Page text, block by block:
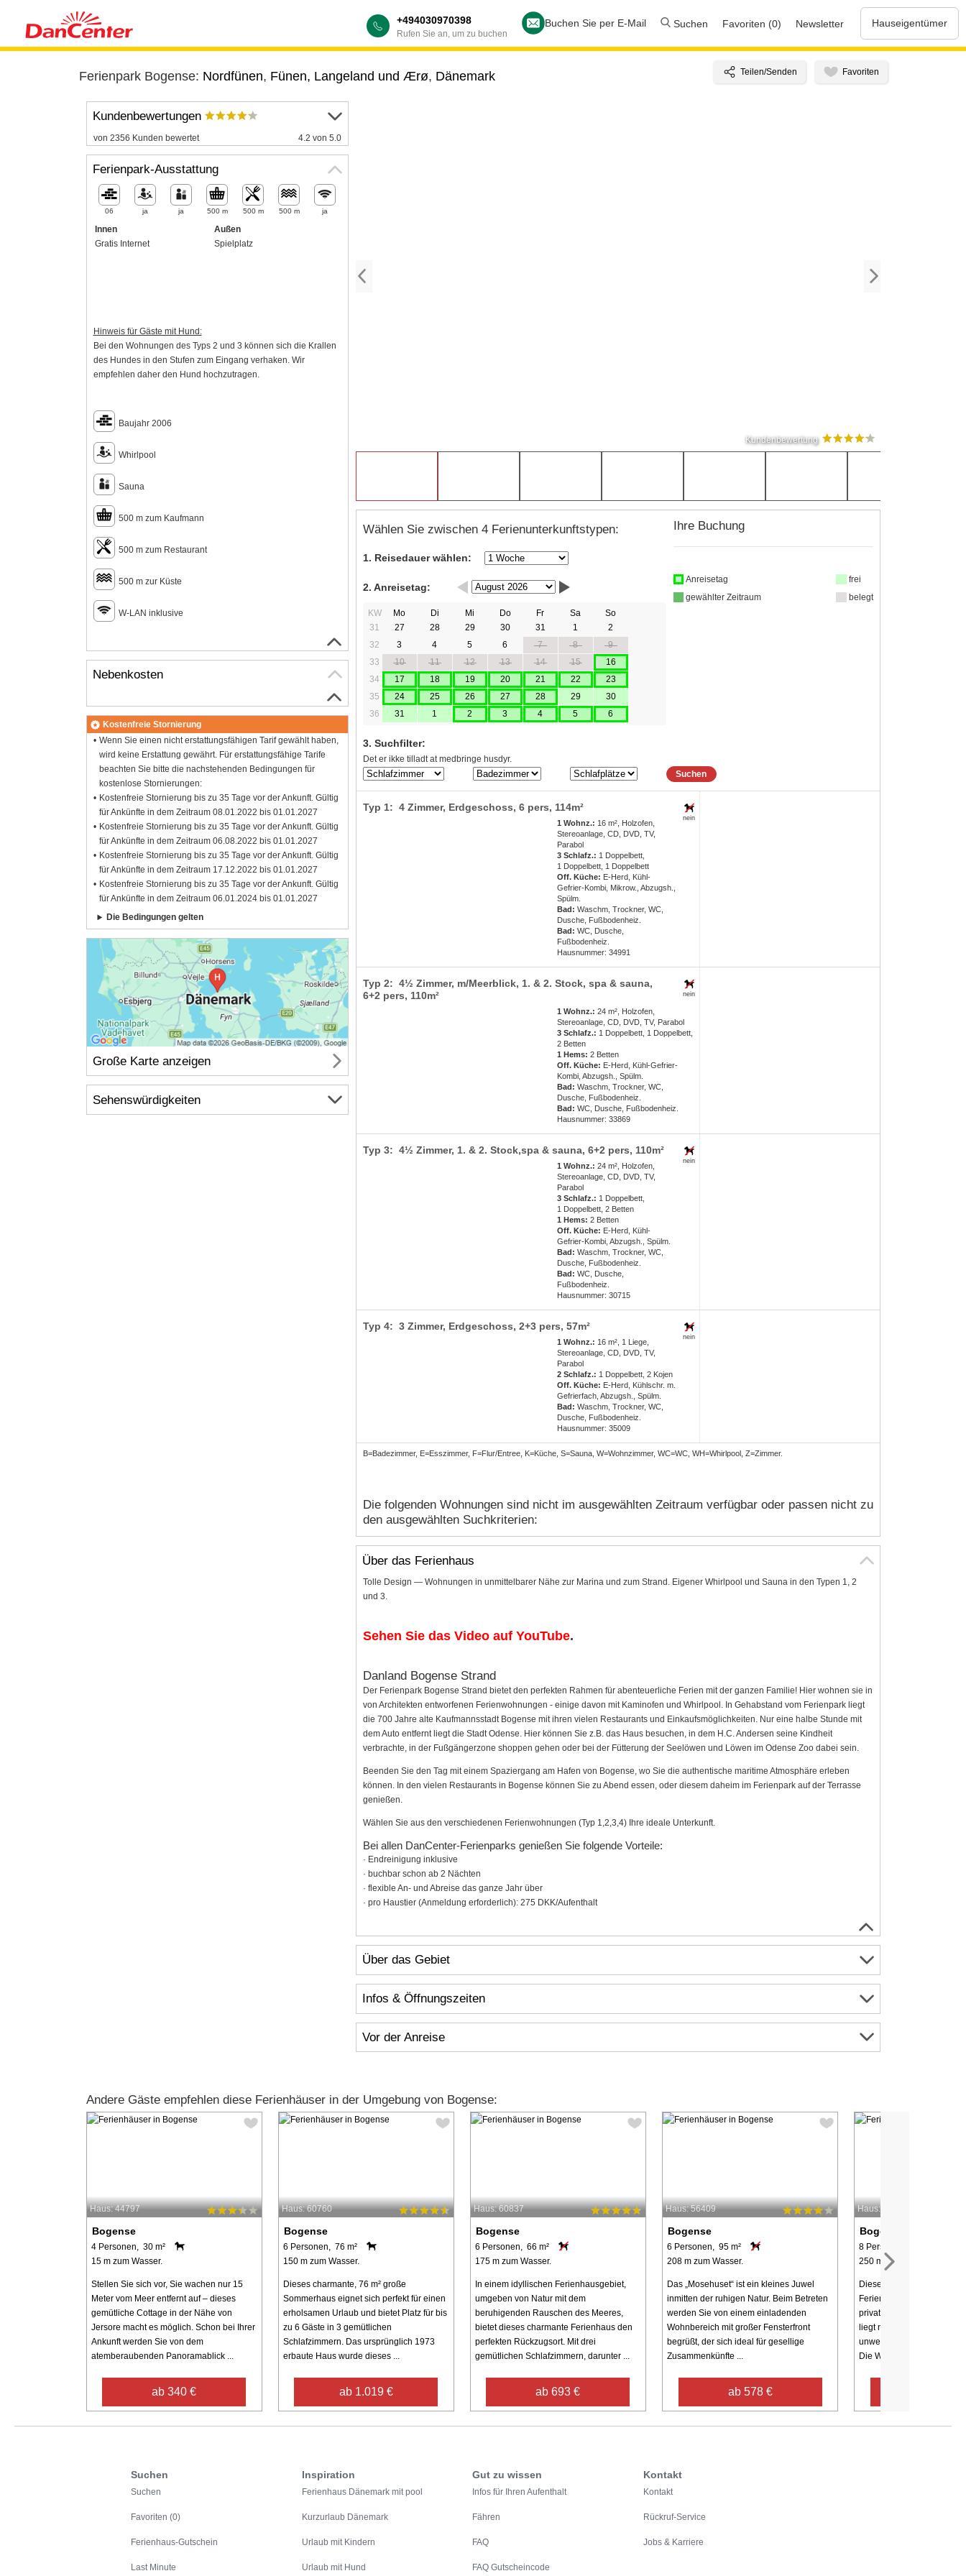
+494030970398
Rufen Sie an, um zu buchen
Buchen Sie per E-Mail Suchen Favoriten (0) Newsletter Hauseigentümer
Ferienpark Bogense: Nordfünen, Fünen, Langeland und Ærø, Dänemark
Kundenbewertung
Wählen Sie zwischen 4 Ferienunterkunftstypen:
1. Reisedauer wählen:
2. Anreisetag:
KW Mo Di Mi Do Fr Sa
So
31
27 28 29 30 31 1
2
32
3 4 5 6 7 8
9
33
10 11 12 13 14 15
16
34
17 18 19 20 21 22
23
35
24 25 26 27 28 29
30
36
31 1 2 3 4 5 6
Ihre Buchung
Anreisetag
gewählter Zeitraum
frei
belegt
3. Suchfilter:
Det er ikke tilladt at medbringe husdyr.
Suchen
nein
Typ 1: 4 Zimmer, Erdgeschoss, 6 pers, 114m²
1 Wohnz.: 16 m², Holzofen,
Stereoanlage, CD, DVD, TV,
Parabol
3 Schlafz.: 1 Doppelbett,
1 Doppelbett, 1 Doppelbett
Off. Küche: E-Herd, Kühl-
Gefrier-Kombi, Mikrow., Abzugsh.,
Spülm.
Bad: Waschm, Trockner, WC,
Dusche, Fußbodenheiz.
Bad: WC, Dusche,
Fußbodenheiz.
Hausnummer: 34991
nein
Typ 2: 4½ Zimmer, m/Meerblick, 1. & 2. Stock, spa & sauna,
6+2 pers, 110m²
1 Wohnz.: 24 m², Holzofen,
Stereoanlage, CD, DVD, TV, Parabol
3 Schlafz.: 1 Doppelbett, 1 Doppelbett,
2 Betten
1 Hems: 2 Betten
Off. Küche: E-Herd, Kühl-Gefrier-
Kombi, Abzugsh., Spülm.
Bad: Waschm, Trockner, WC,
Dusche, Fußbodenheiz.
Bad: WC, Dusche, Fußbodenheiz.
Hausnummer: 33869
nein
Typ 3: 4½ Zimmer, 1. & 2. Stock,spa & sauna, 6+2 pers, 110m²
1 Wohnz.: 24 m², Holzofen,
Stereoanlage, CD, DVD, TV,
Parabol
3 Schlafz.: 1 Doppelbett,
1 Doppelbett, 2 Betten
1 Hems: 2 Betten
Off. Küche: E-Herd, Kühl-
Gefrier-Kombi, Abzugsh., Spülm.
Bad: Waschm, Trockner, WC,
Dusche, Fußbodenheiz.
Bad: WC, Dusche,
Fußbodenheiz.
Hausnummer: 30715
nein
Typ 4: 3 Zimmer, Erdgeschoss, 2+3 pers, 57m²
1 Wohnz.: 16 m², 1 Liege,
Stereoanlage, CD, DVD, TV,
Parabol
2 Schlafz.: 1 Doppelbett, 2 Kojen
Off. Küche: E-Herd, Kühlschr. m.
Gefrierfach, Abzugsh., Spülm.
Bad: Waschm, Trockner, WC,
Dusche, Fußbodenheiz.
Hausnummer: 35009
B=Badezimmer, E=Esszimmer, F=Flur/Entree, K=Küche, S=Sauna, W=Wohnzimmer, WC=WC, WH=Whirlpool, Z=Zimmer.
Die folgenden Wohnungen sind nicht im ausgewählten Zeitraum verfügbar oder passen nicht zu
den ausgewählten Suchkriterien:
Über das Ferienhaus
Tolle Design — Wohnungen in unmittelbarer Nähe zur Marina und zum Strand. Eigener Whirlpool und Sauna in den Typen 1, 2
und 3.
Sehen Sie das Video auf YouTube.
Danland Bogense Strand
Der Ferienpark Bogense Strand bietet den perfekten Rahmen für abenteuerliche Ferien mit der ganzen Familie! Hier wohnen sie in
von Architekten entworfenen Ferienwohnungen - einige davon mit Kaminofen und Whirlpool. In Gehabstand vom Ferienpark liegt
die 700 Jahre alte Kaufmannsstadt Bogense mit ihren vielen Restaurants und Einkaufsmöglichkeiten. Nur eine halbe Stunde mit
dem Auto entfernt liegt die Stadt Odense. Hier können Sie z.B. das Haus besuchen, in dem H.C. Andersen seine Kindheit
verbrachte, in der Fußgängerzone shoppen gehen oder bei der Fütterung der Seelöwen und Löwen im Odense Zoo dabei sein.
Beenden Sie den Tag mit einem Spaziergang am Hafen von Bogense, wo Sie die authentische maritime Atmosphäre erleben
können. In den vielen Restaurants in Bogense können Sie zu Abend essen, oder diesem daheim im Ferienpark auf der Terrasse
genießen.
Wählen Sie aus den verschiedenen Ferienwohnungen (Typ 1,2,3,4) Ihre ideale Unterkunft.
Bei allen DanCenter-Ferienparks genießen Sie folgende Vorteile:
· Endreinigung inklusive
· buchbar schon ab 2 Nächten
· flexible An- und Abreise das ganze Jahr über
· pro Haustier (Anmeldung erforderlich): 275 DKK/Aufenthalt
Über das Gebiet
Infos & Öffnungszeiten
Vor der Anreise
Kundenbewertungen
von 2356 Kunden bewertet 4.2 von 5.0
Ferienpark-Ausstattung
06 ja ja 500 m 500 m 500 m ja
Innen
Gratis Internet
Außen
Spielplatz
Hinweis für Gäste mit Hund:
Bei den Wohnungen des Typs 2 und 3 können sich die Krallen
des Hundes in den Stufen zum Eingang verhaken. Wir
empfehlen daher den Hund hochzutragen.
Baujahr 2006
Whirlpool
Sauna
500 m zum Kaufmann
500 m zum Restaurant
500 m zur Küste
W-LAN inklusive
Nebenkosten
Kostenfreie Stornierung
Wenn Sie einen nicht erstattungsfähigen Tarif gewählt haben,
wird keine Erstattung gewährt. Für erstattungsfähige Tarife
beachten Sie bitte die nachstehenden Bedingungen für
kostenlose Stornierungen:
Kostenfreie Stornierung bis zu 35 Tage vor der Ankunft. Gültig
für Ankünfte in dem Zeitraum 08.01.2022 bis 01.01.2027
Kostenfreie Stornierung bis zu 35 Tage vor der Ankunft. Gültig
für Ankünfte in dem Zeitraum 06.08.2022 bis 01.01.2027
Kostenfreie Stornierung bis zu 35 Tage vor der Ankunft. Gültig
für Ankünfte in dem Zeitraum 17.12.2022 bis 01.01.2027
Kostenfreie Stornierung bis zu 35 Tage vor der Ankunft. Gültig
für Ankünfte in dem Zeitraum 06.01.2024 bis 01.01.2027
Die Bedingungen gelten
Große Karte anzeigen
Sehenswürdigkeiten
Andere Gäste empfehlen diese Ferienhäuser in der Umgebung von Bogense:
Haus: 44797
Bogense
4 Personen, 30 m²
15 m zum Wasser.
Stellen Sie sich vor, Sie wachen nur 15
Meter vom Meer entfernt auf – dieses
gemütliche Cottage in der Nähe von
Jersore macht es möglich. Schon bei Ihrer
Ankunft werden Sie von dem
atemberaubenden Panoramablick ...
ab 340 €
Haus: 60760
Bogense
6 Personen, 76 m²
150 m zum Wasser.
Dieses charmante, 76 m² große
Sommerhaus eignet sich perfekt für einen
erholsamen Urlaub und bietet Platz für bis
zu 6 Gäste in 3 gemütlichen
Schlafzimmern. Das ursprünglich 1973
erbaute Haus wurde dieses ...
ab 1.019 €
Haus: 60837
Bogense
6 Personen, 66 m²
175 m zum Wasser.
In einem idyllischen Ferienhausgebiet,
umgeben von Natur mit dem
beruhigenden Rauschen des Meeres,
bietet dieses charmante Ferienhaus den
perfekten Rückzugsort. Mit drei
gemütlichen Schlafzimmern, darunter ...
ab 693 €
Haus: 56409
Bogense
6 Personen, 95 m²
208 m zum Wasser.
Das „Mosehuset“ ist ein kleines Juwel
inmitten der ruhigen Natur. Beim Betreten
werden Sie von einem einladenden
Wohnbereich mit großer Fensterfront
begrüßt, der sich ideal für gesellige
Zusammenkünfte ...
ab 578 €
Haus: 52969
Bogense
8 Personen, 110 m²
250 m zum Wasser.
Diese geschmackvoll
Ferienwohnung verfügt
privaten Whirlpool und
liegt naturnah in der Nähe
unweit des Hafens und
Die Wohnung wird ...
Suchen
Suchen
Favoriten (0)
Ferienhaus-Gutschein
Last Minute
Inspiration
Ferienhaus Dänemark mit pool
Kurzurlaub Dänemark
Urlaub mit Kindern
Urlaub mit Hund
Gut zu wissen
Infos für Ihren Aufenthalt
Fähren
FAQ
FAQ Gutscheincode
Kontakt
Kontakt
Rückruf-Service
Jobs & Karriere